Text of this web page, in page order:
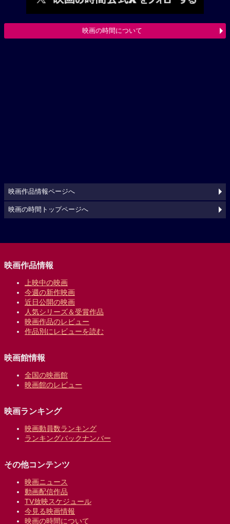
映画の時間について
映画作品情報ページへ
映画の時間トップページへ
映画作品情報
上映中の映画
今週の新作映画
近日公開の映画
人気シリーズ＆受賞作品
映画作品のレビュー
作品別にレビューを読む
映画館情報
全国の映画館
映画館のレビュー
映画ランキング
映画動員数ランキング
ランキングバックナンバー
その他コンテンツ
映画ニュース
動画配信作品
TV放映スケジュール
今見る映画情報
映画の時間について